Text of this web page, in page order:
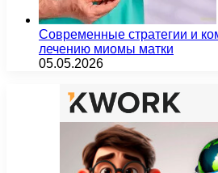
Современные стратегии и
лечению миомы матки
05.05.2026